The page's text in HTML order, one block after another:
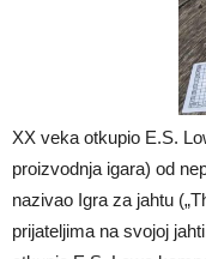
XX veka otkupio E.S.
proizvodnja igara) od
nazivao Igra za jahtu
prijateljima na svojoj